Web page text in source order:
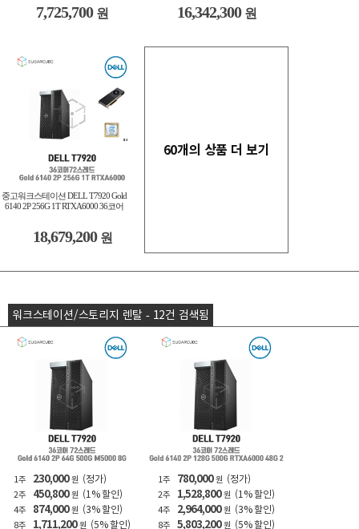
7,725,700 원 16,342,300 원
중고워크스테이션 DELL T7920 Gold
6140 2P 256G 1T RTXA6000 36코어
18,679,200 원
60개의 상품 더 보기
워크스테이션/스토리지 렌탈 - 12건 검색됨
1주 230,000 원 (정가)
2주 450,800 원 (1% 할인)
4주 874,000 원 (3% 할인)
8주 1,711,200 원 (5% 할인)
1주 780,000 원 (정가)
2주 1,528,800 원 (1% 할인)
4주 2,964,000 원 (3% 할인)
8주 5,803,200 원 (5% 할인)